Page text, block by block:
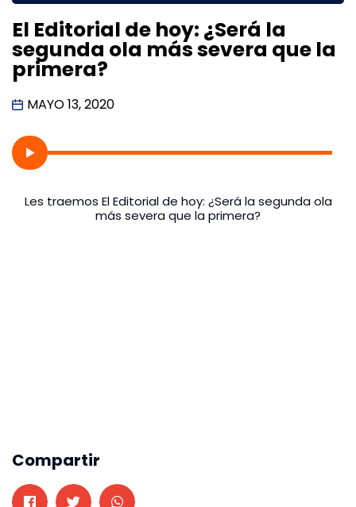
El Editorial de hoy: ¿Será la
segunda ola más severa que la
primera?
MAYO 13, 2020
Les traemos El Editorial de hoy: ¿Será la segunda ola
más severa que la primera?
Compartir